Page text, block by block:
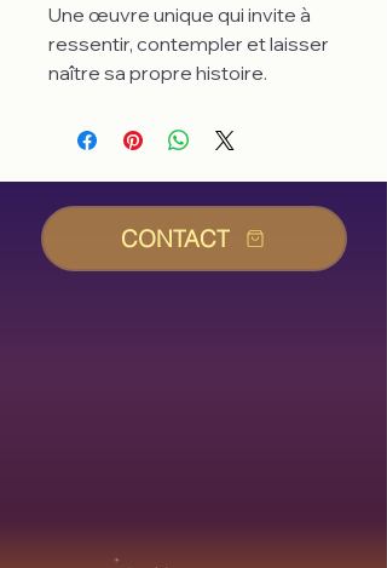
Une œuvre unique qui invite à
ressentir, contempler et laisser
naître sa propre histoire.
CONTACT